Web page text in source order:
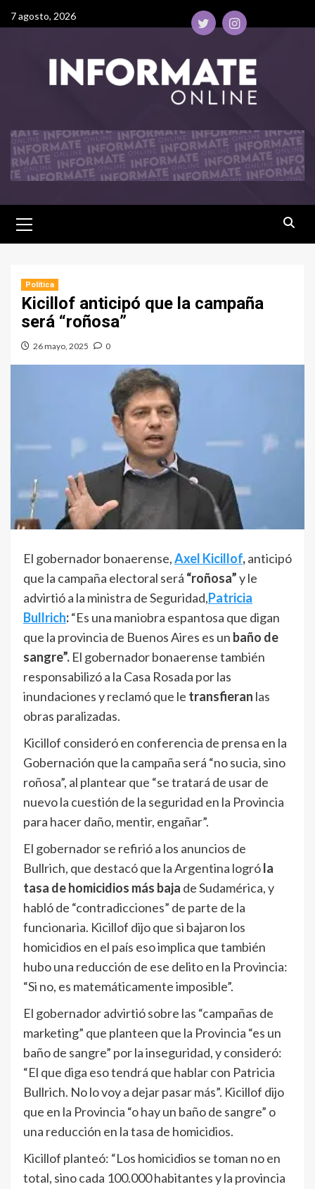
7 agosto, 2026
Política
Kicillof anticipó que la campaña
será “roñosa”
26 mayo, 2025 0
El gobernador bonaerense,Axel Kicillof,anticipó
que la campaña electoral será “roñosa”y le
advirtió a la ministra de Seguridad,Patricia
Bullrich:“Es una maniobra espantosa que digan
que la provincia de Buenos Aires es un baño de
sangre”. El gobernador bonaerense también
responsabilizó a la Casa Rosada por las
inundaciones y reclamó que le transfieran las
obras paralizadas.
Kicillof consideró en conferencia de prensa en la
Gobernación que la campaña será “no sucia, sino
roñosa”, al plantear que “se tratará de usar de
nuevo la cuestión de la seguridad en la Provincia
para hacer daño, mentir, engañar”.
El gobernador se refirió a los anuncios de
Bullrich, que destacó que la Argentina logróla
tasa de homicidios más baja de Sudamérica, y
habló de “contradicciones” de parte de la
funcionaria. Kicillof dijo que si bajaron los
homicidios en el país eso implica que también
hubo una reducción de ese delito en la Provincia:
“Si no, es matemáticamente imposible”.
El gobernador advirtió sobre las “campañas de
marketing” que planteen que la Provincia “es un
baño de sangre” por la inseguridad, y consideró:
“El que diga eso tendrá que hablar con Patricia
Bullrich. No lo voy a dejar pasar más”. Kicillof dijo
que en la Provincia “o hay un baño de sangre” o
una reducción en la tasa de homicidios.
Kicillof planteó: “Los homicidios se toman no en
total, sino cada 100.000 habitantes y la provincia